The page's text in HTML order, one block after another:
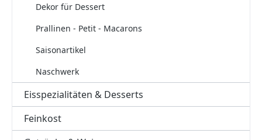
Dekor für Dessert
Prallinen - Petit - Macarons
Saisonartikel
Naschwerk
Eisspezialitäten & Desserts
Feinkost